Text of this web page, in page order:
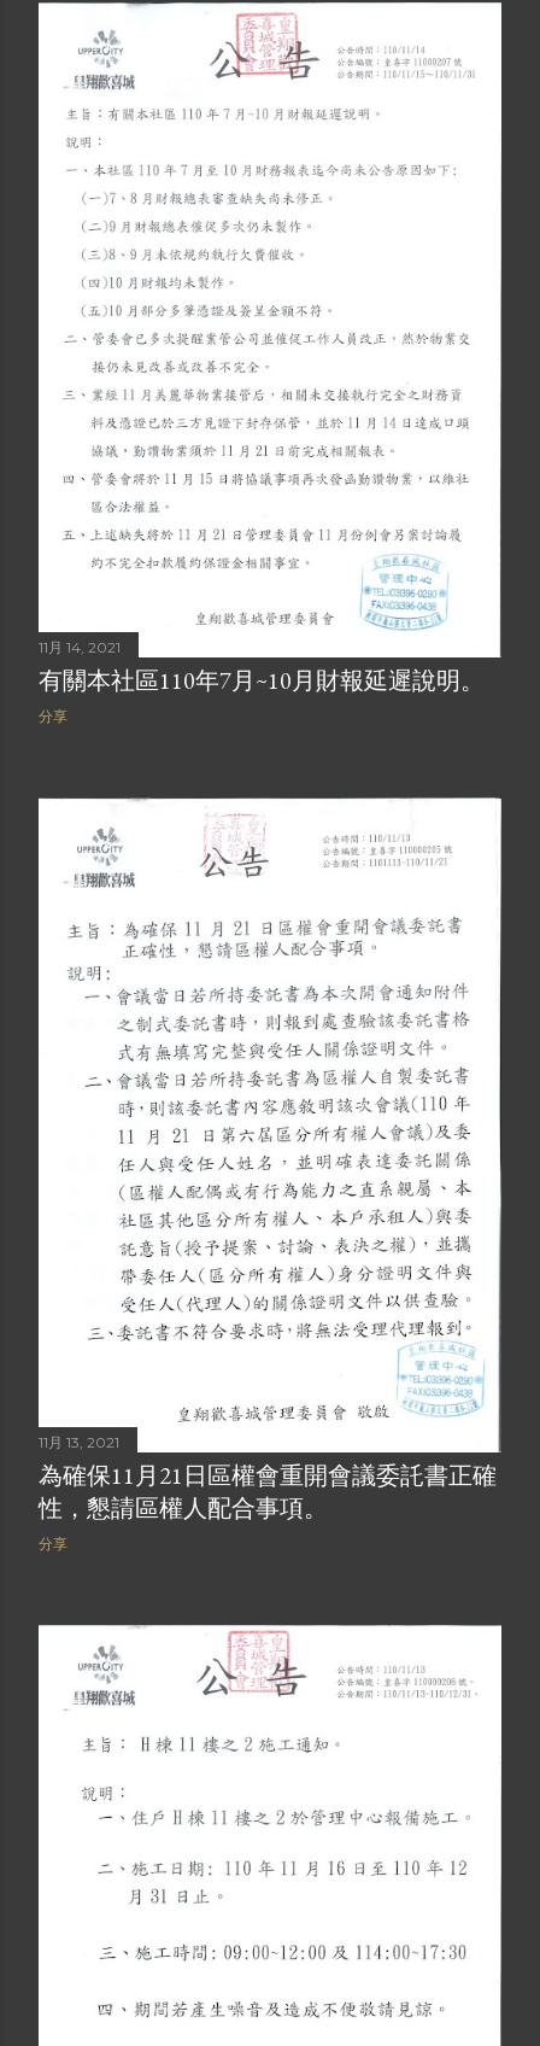
11月 14, 2021
有關本社區110年7月~10月財報延遲說明。
分享
11月 13, 2021
為確保11月21日區權會重開會議委託書正確
性，懇請區權人配合事項。
分享